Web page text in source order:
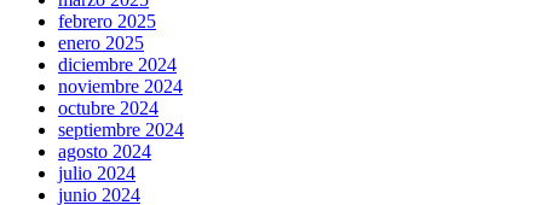
febrero 2025
enero 2025
diciembre 2024
noviembre 2024
octubre 2024
septiembre 2024
agosto 2024
julio 2024
junio 2024